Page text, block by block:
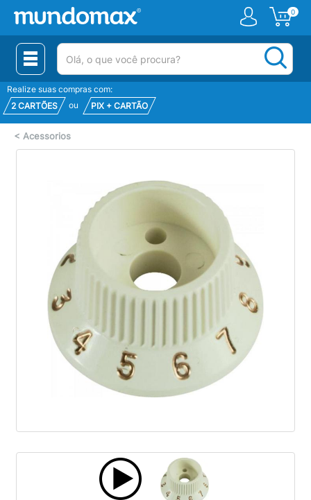
0
(pesquisar)
Realize suas compras com:
2 CARTÕES
ou PIX + CARTÃO
< Acessorios